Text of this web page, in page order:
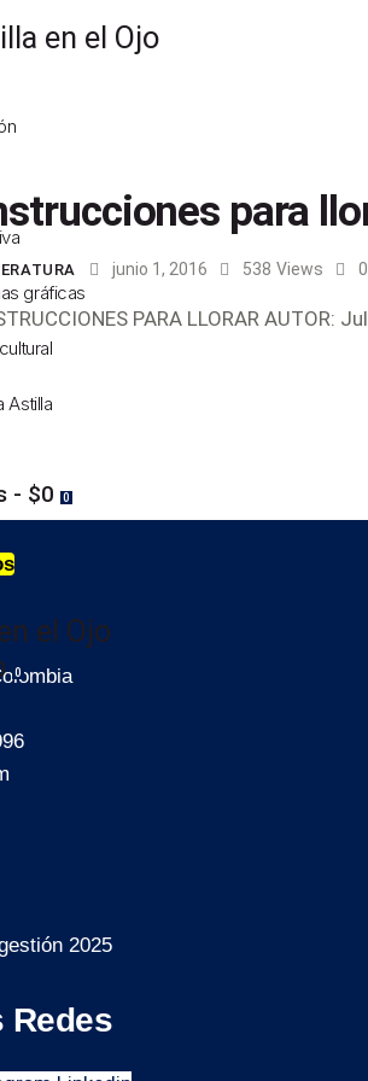
gráficas
Astilla
- $0 0
0
para
junio 1, 2016 538 Views 0
PARA LLORAR AUTOR:
2025
Redes